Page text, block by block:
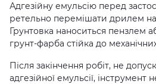
Адгезійну емульсію перед
ретельно перемішати дрилем
Грунтовка наноситься пензлем
грунт-фарба стійка до
Після закінчення робіт, не
адгезійної емульсії, інструмент